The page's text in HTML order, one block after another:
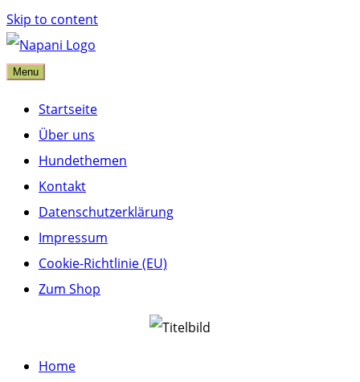
Skip to content
napani Blog
Menu
Startseite
Über uns
Hundethemen
Kontakt
Datenschutzerklärung
Impressum
Cookie-Richtlinie (EU)
Zum Shop
Home